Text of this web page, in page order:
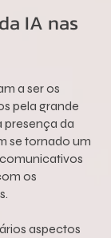
IA nas
a ser os
pela grande
presença da
se tornado um
os
aspectos